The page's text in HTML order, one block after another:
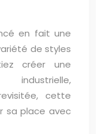
en fait une
de styles
créer une
cette
sa place avec